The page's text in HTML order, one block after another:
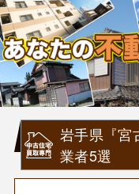
岩手県『宮
業者5選